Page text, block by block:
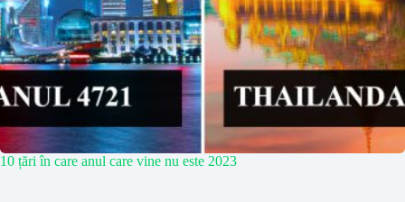
10 țări în care anul care vine nu este 2023